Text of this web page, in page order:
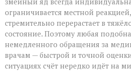
ограничивается местной
стремительно перерастает в
состояние. Поэтому любая
немедленного обращения за
врачам — быстрой и точной
ситуациях счёт нередко идёт на